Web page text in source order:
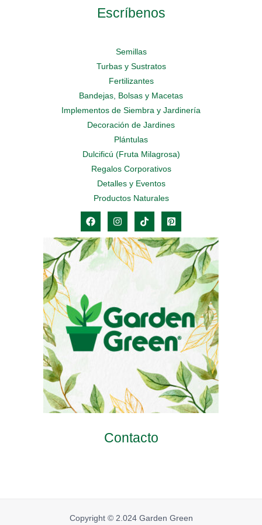
Escríbenos
Semillas
Turbas y Sustratos
Fertilizantes
Bandejas, Bolsas y Macetas
Implementos de Siembra y Jardinería
Decoración de Jardines
Plántulas
Dulcificú (Fruta Milagrosa)
Regalos Corporativos
Detalles y Eventos
Productos Naturales
Contacto
Copyright © 2.024 Garden Green